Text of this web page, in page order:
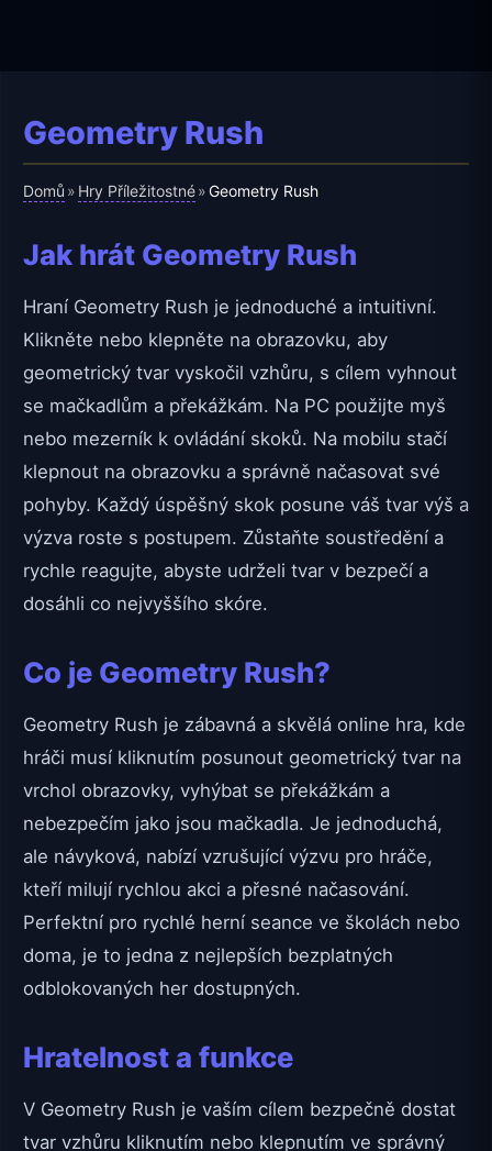
Geometry Rush
Domů » Hry Příležitostné»Geometry Rush
Jak hrát Geometry Rush
Hraní Geometry Rush je jednoduché a intuitivní.
Klikněte nebo klepněte na obrazovku, aby
geometrický tvar vyskočil vzhůru, s cílem vyhnout
se mačkadlům a překážkám. Na PC použijte myš
nebo mezerník k ovládání skoků. Na mobilu stačí
klepnout na obrazovku a správně načasovat své
pohyby. Každý úspěšný skok posune váš tvar výš a
výzva roste s postupem. Zůstaňte soustředění a
rychle reagujte, abyste udrželi tvar v bezpečí a
dosáhli co nejvyššího skóre.
Co je Geometry Rush?
Geometry Rush je zábavná a skvělá online hra, kde
hráči musí kliknutím posunout geometrický tvar na
vrchol obrazovky, vyhýbat se překážkám a
nebezpečím jako jsou mačkadla. Je jednoduchá,
ale návyková, nabízí vzrušující výzvu pro hráče,
kteří milují rychlou akci a přesné načasování.
Perfektní pro rychlé herní seance ve školách nebo
doma, je to jedna z nejlepších bezplatných
odblokovaných her dostupných.
Hratelnost a funkce
V Geometry Rush je vaším cílem bezpečně dostat
tvar vzhůru kliknutím nebo klepnutím ve správný